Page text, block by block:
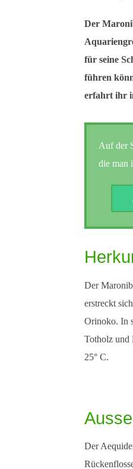
Der
für seine
führen
erfahrt ihr
Auf der
die man
Der
erstreckt
Orinoko. In
Totholz und
25° C.
Der